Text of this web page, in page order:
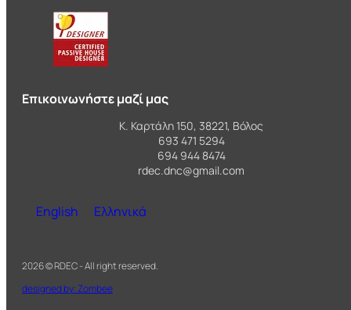
Επικοινωνήστε μαζί μας
Κ. Καρτάλη 150, 38221, Βόλος
693 471 5294
694 944 8474
rdec.dnc@gmail.com
English Ελληνικά
2026 © RDEC - All right reserved.
designed by: Zombee